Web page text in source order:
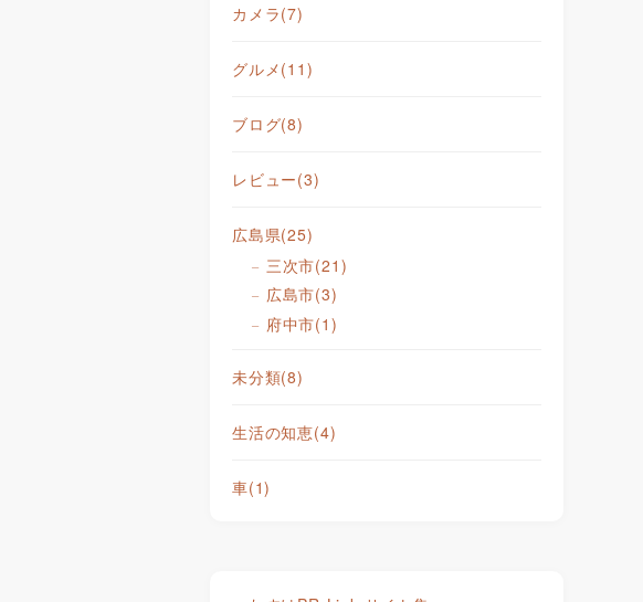
カメラ(7)
グルメ(11)
ブログ(8)
レビュー(3)
広島県(25)
三次市(21)
広島市(3)
府中市(1)
未分類(8)
生活の知恵(4)
車(1)